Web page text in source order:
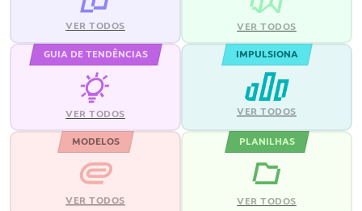
VER TODOS VER TODOS
GUIA DE TENDÊNCIAS
VER TODOS
IMPULSIONA
VER TODOS
MODELOS
VER TODOS
PLANILHAS
VER TODOS